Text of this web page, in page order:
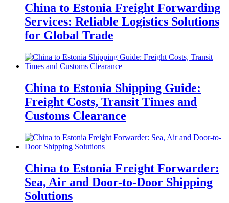
China to Estonia Freight Forwarding
Services: Reliable Logistics Solutions
for Global Trade
China to Estonia Shipping Guide:
Freight Costs, Transit Times and
Customs Clearance
China to Estonia Freight Forwarder:
Sea, Air and Door-to-Door Shipping
Solutions